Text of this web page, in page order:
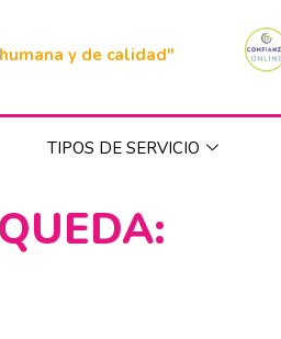
y de calidad"
TIPOS DE SERVICIO